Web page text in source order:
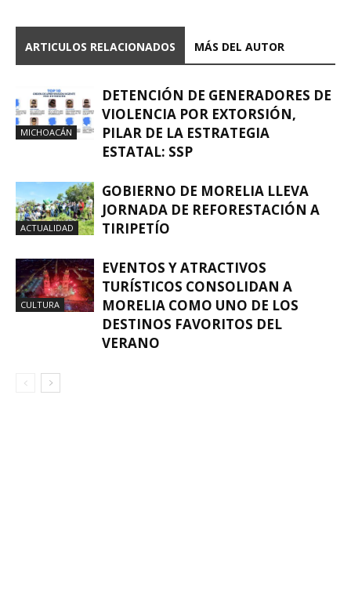
ARTICULOS RELACIONADOS MÁS DEL AUTOR
MICHOACÁN
DETENCIÓN DE GENERADORES DE
VIOLENCIA POR EXTORSIÓN,
PILAR DE LA ESTRATEGIA
ESTATAL: SSP
ACTUALIDAD
GOBIERNO DE MORELIA LLEVA
JORNADA DE REFORESTACIÓN A
TIRIPETÍO
CULTURA
EVENTOS Y ATRACTIVOS
TURÍSTICOS CONSOLIDAN A
MORELIA COMO UNO DE LOS
DESTINOS FAVORITOS DEL
VERANO